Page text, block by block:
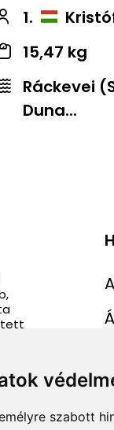
szabott
1.
15,47 kg
Ráckevei
Duna...